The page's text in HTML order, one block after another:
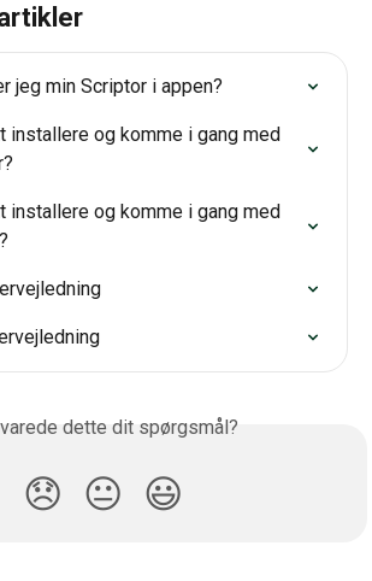
jeg min Scriptor i appen?
installere og komme i gang med
installere og komme i gang med
dette dit spørgsmål?
😞 😐 😃